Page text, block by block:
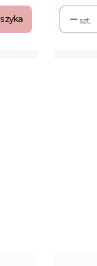
szt.